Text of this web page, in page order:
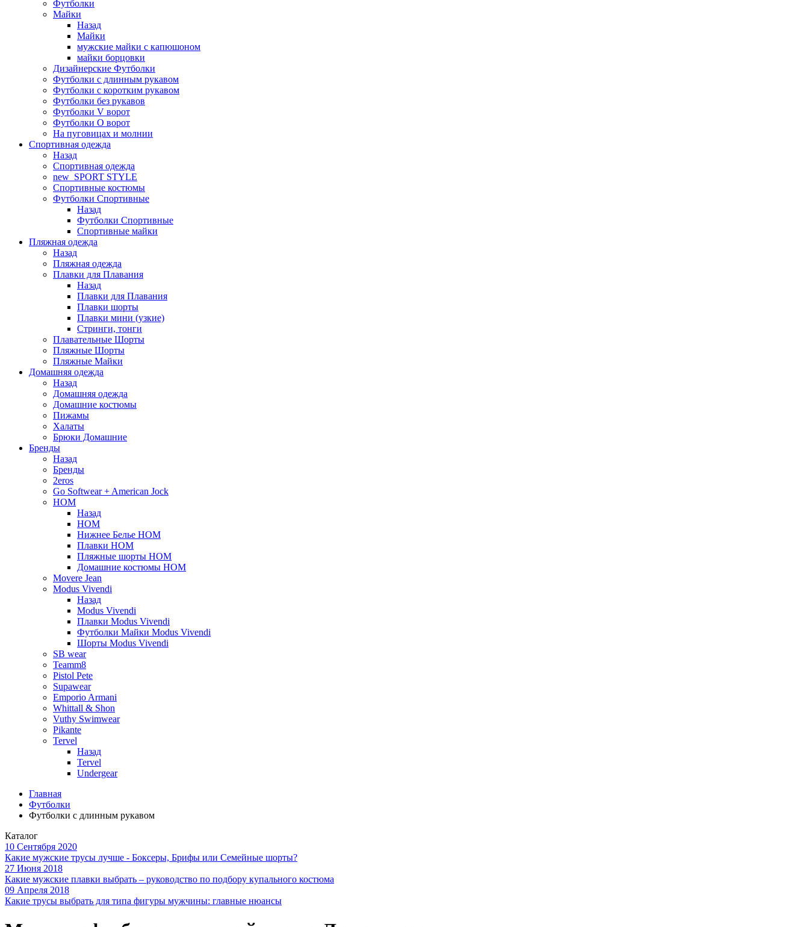
Футболки
Майки
Назад
Майки
мужские майки с капюшоном
майки борцовки
Дизайнерские Футболки
Футболки с длинным рукавом
Футболки с коротким рукавом
Футболки без рукавов
Футболки V ворот
Футболки O ворот
На пуговицах и молнии
Спортивная одежда
Назад
Спортивная одежда
new_SPORT STYLE
Спортивные костюмы
Футболки Спортивные
Назад
Футболки Спортивные
Спортивные майки
Пляжная одежда
Назад
Пляжная одежда
Плавки для Плавания
Назад
Плавки для Плавания
Плавки шорты
Плавки мини (узкие)
Стринги, тонги
Плавательные Шорты
Пляжные Шорты
Пляжные Майки
Домашняя одежда
Назад
Домашняя одежда
Домашние костюмы
Пижамы
Халаты
Брюки Домашние
Бренды
Назад
Бренды
2eros
Go Softwear + American Jock
HOM
Назад
HOM
Нижнее Белье HOM
Плавки HOM
Пляжные шорты HOM
Домашние костюмы HOM
Movere Jean
Modus Vivendi
Назад
Modus Vivendi
Плавки Modus Vivendi
Футболки Майки Modus Vivendi
Шорты Modus Vivendi
SB wear
Teamm8
Pistol Pete
Supawear
Emporio Armani
Whittall & Shon
Vuthy Swimwear
Pikante
Tervel
Назад
Tervel
Undergear
Главная
Футболки
Футболки с длинным рукавом
Каталог
10 Сентября 2020
Какие мужские трусы лучше - Боксеры, Брифы или Семейные шорты?
27 Июня 2018
Какие мужские плавки выбрать – руководство по подбору купального костюма
09 Апреля 2018
Какие трусы выбрать для типа фигуры мужчины: главные нюансы